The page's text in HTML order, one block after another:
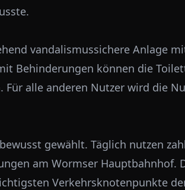
vandalismussichere Anlage
Behinderungen können die
alle anderen Nutzer wird die
gewählt. Täglich nutzen
am Wormser Hauptbahnhof.
Verkehrsknotenpunkte